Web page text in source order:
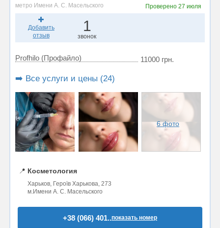
метро Имени А. С. Масельского Проверено 27 июля
Добавить
отзыв
1
звонок
Profhilo (Профайло) 11000 грн.
➡️ Все услуги и цены (24)
6 фото
📍 Косметология
Харьков, Героїв Харькова, 273
м.Имени А. С. Масельского
+38 (066) 401..показать номер